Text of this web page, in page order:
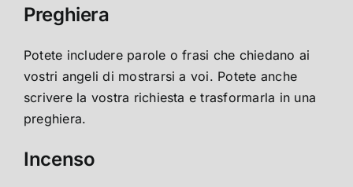
Preghiera
Potete includere parole o frasi che chiedano ai
vostri angeli di mostrarsi a voi. Potete anche
scrivere la vostra richiesta e trasformarla in una
preghiera.
Incenso